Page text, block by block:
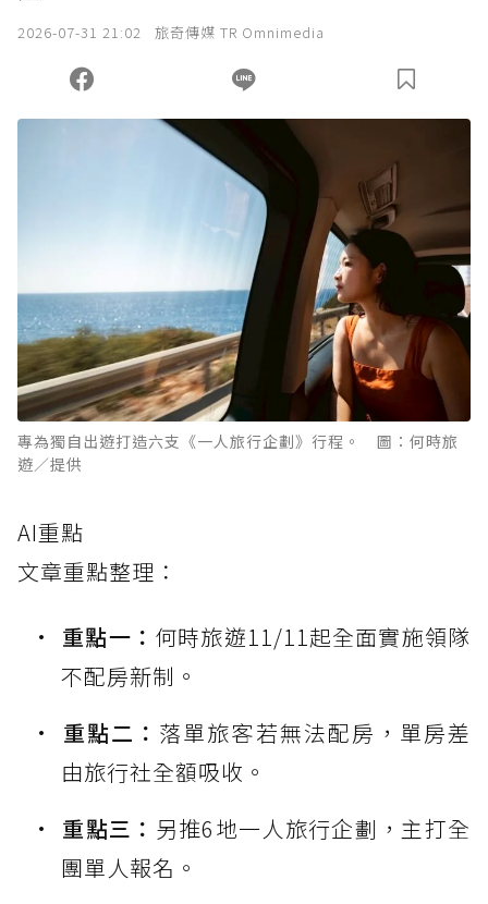
2026-07-31 21:02 旅奇傳媒 TR Omnimedia
專為獨自出遊打造六支《一人旅行企劃》行程。 圖：何時旅
遊／提供
AI重點
文章重點整理：
重點一： 何時旅遊11/11起全面實施領隊
不配房新制。
重點二： 落單旅客若無法配房，單房差
由旅行社全額吸收。
重點三： 另推6地一人旅行企劃，主打全
團單人報名。